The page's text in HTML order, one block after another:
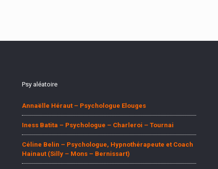
Psy aléatoire
Annaëlle Héraut – Psychologue Elouges
Iness Batita – Psychologue – Charleroi – Tournai
Céline Belin – Psychologue, Hypnothérapeute et Coach
Hainaut (Silly – Mons – Bernissart)